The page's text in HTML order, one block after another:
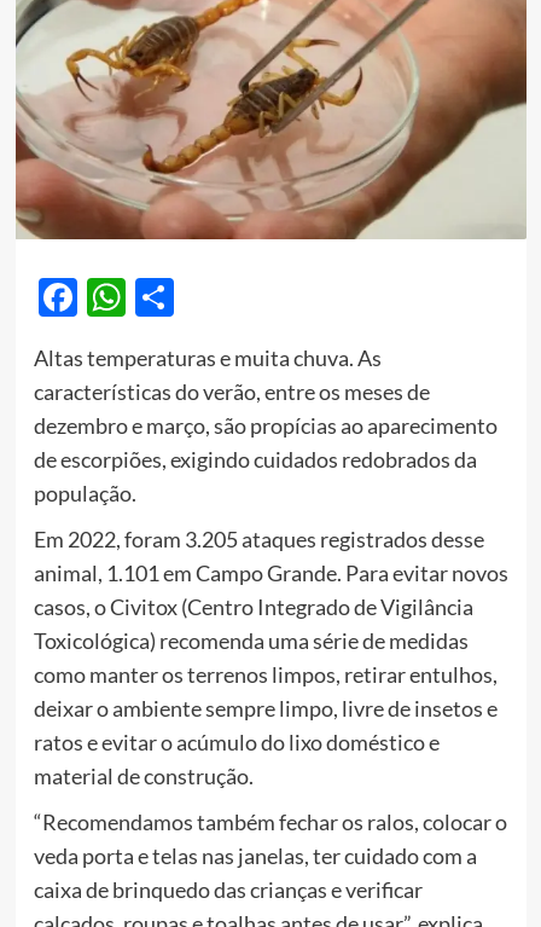
Facebook
WhatsApp
Share
Altas temperaturas e muita chuva. As
características do verão, entre os meses de
dezembro e março, são propícias ao aparecimento
de escorpiões, exigindo cuidados redobrados da
população.
Em 2022, foram 3.205 ataques registrados desse
animal, 1.101 em Campo Grande. Para evitar novos
casos, o Civitox (Centro Integrado de Vigilância
Toxicológica) recomenda uma série de medidas
como manter os terrenos limpos, retirar entulhos,
deixar o ambiente sempre limpo, livre de insetos e
ratos e evitar o acúmulo do lixo doméstico e
material de construção.
“Recomendamos também fechar os ralos, colocar o
veda porta e telas nas janelas, ter cuidado com a
caixa de brinquedo das crianças e verificar